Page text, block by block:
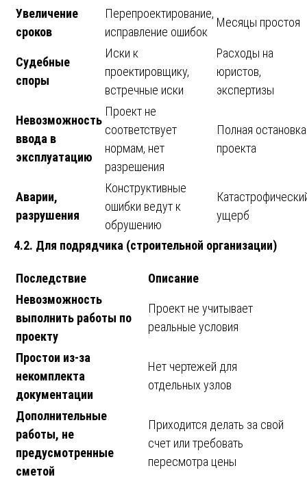
Увеличение
сроков
Перепроектирование,
исправление ошибок
Месяцы простоя
Судебные
споры
Иски к
проектировщику,
встречные иски
Расходы на
юристов,
экспертизы
Невозможность
ввода в
эксплуатацию
Проект не
соответствует
нормам, нет
разрешения
Полная остановка
проекта
Аварии,
разрушения
Конструктивные
ошибки ведут к
обрушению
ущерб
4.2. Для подрядчика (строительной организации)
Последствие
Описание
Невозможность
выполнить работы по
проекту
Проект не учитывает
реальные условия
Простои из-за
некомплекта
документации
Нет чертежей для
отдельных узлов
Дополнительные
работы, не
предусмотренные
сметой
Приходится делать за свой
счет или требовать
пересмотра цены